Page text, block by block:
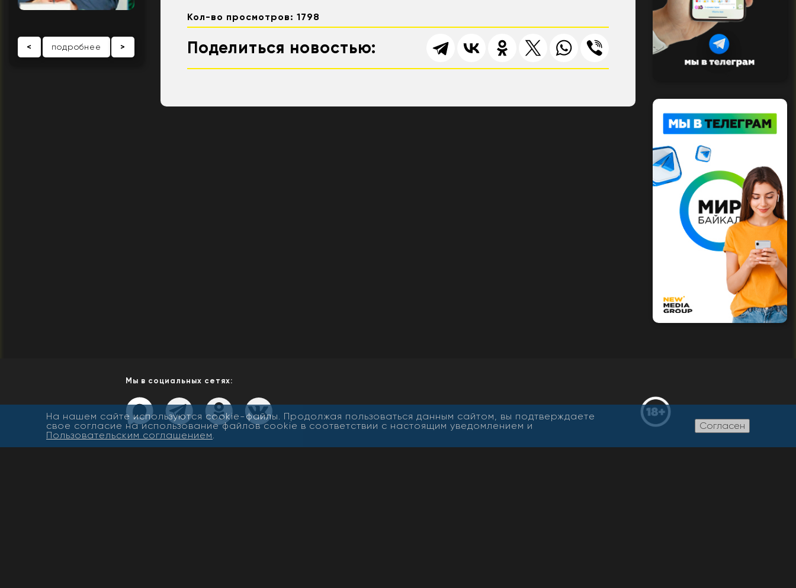
< подробнее >
Кол-во просмотров: 1798
Поделиться новостью:
Мы в социальных сетях:
На нашем сайте используются cookie-файлы. Продолжая пользоваться данным сайтом, вы подтверждаете
свое согласие на использование файлов cookie в соответствии с настоящим уведомлением и
Пользовательским соглашением.
Согласен